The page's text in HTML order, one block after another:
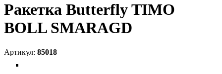
Ракетка Butterfly TIMO
BOLL SMARAGD
85018